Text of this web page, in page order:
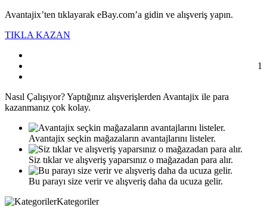
Avantajix’ten tıklayarak eBay.com’a gidin ve alışveriş yapın.
TIKLA KAZAN
1
Nasıl Çalışıyor?Yaptığınız alışverişlerden Avantajix ile para
kazanmanız çok kolay.
Avantajix seçkin mağazaların avantajlarını listeler.
Siz tıklar ve alışveriş yaparsınız o mağazadan para alır.
Bu parayı size verir ve alışveriş daha da ucuza gelir.
Kategoriler